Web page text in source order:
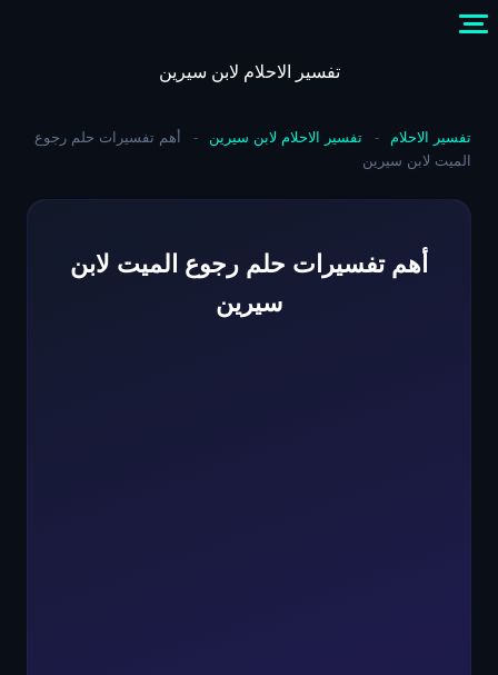
content
تفسير الاحلام لابن سيرين
تفسير الاحلام - تفسير الاحلام لابن سيرين -
أهم تفسيرات حلم رجوع
الميت لابن سيرين
أهم تفسيرات حلم رجوع الميت لابن
سيرين